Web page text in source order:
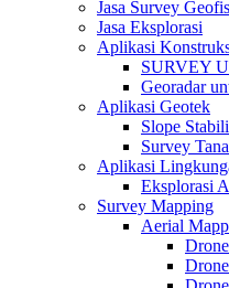
Jasa Survey
Jasa Eksplorasi
Aplikasi
SURVEY
Georadar
Aplikasi Geotek
Slope
Survey
Aplikasi
Eksplorasi
Survey Mapping
Aerial